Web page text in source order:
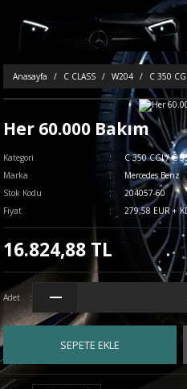
Anasayfa C CLASS W204 C 350
Her 60.000 Bakım
Kategori
C 350 CGI / C
Marka
Mercedes Benz
Stok Kodu
204057-60
Fiyat
279,58 EUR +
16.824,88 TL
Adet
SEPETE EKLE